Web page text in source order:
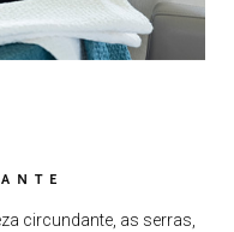
LEMOS
circundante, as serras,